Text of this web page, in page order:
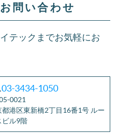
問い合わせ
テックまでお気軽にお
03-3434-1050
0021
都港区東新橋2丁目16番1号 ルー
ビル9階